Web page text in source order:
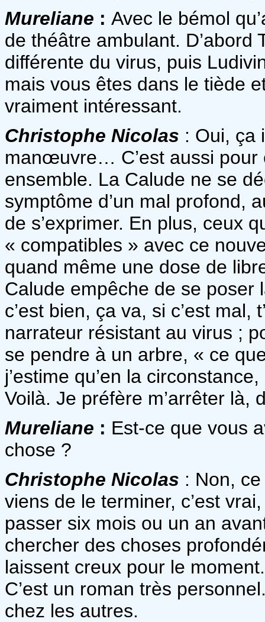
Mureliane : Avec le bémol
de théâtre ambulant. D’abord
différente du virus, puis
mais vous êtes dans le tiède
vraiment intéressant.
Christophe Nicolas : Oui, ça
manœuvre… C’est aussi pour
ensemble. La Calude ne se
symptôme d’un mal profond,
de s’exprimer. En plus, ceux
« compatibles » avec ce
quand même une dose de
Calude empêche de se poser
c’est bien, ça va, si c’est mal,
narrateur résistant au virus ;
se pendre à un arbre, « ce
j’estime qu’en la
Voilà. Je préfère m’arrêter là,
Mureliane : Est-ce que vous
chose ?
Christophe Nicolas : Non,
viens de le terminer, c’est
passer six mois ou un an
chercher des choses
laissent creux pour le
C’est un roman très
chez les autres.